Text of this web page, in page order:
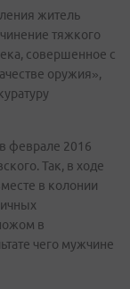
житель
тяжкого
совершенное с
оружия»,
феврале 2016
Так, в ходе
в колонии
в
чего мужчине